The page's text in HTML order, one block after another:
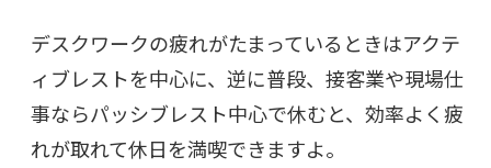
デスクワークの疲れがたまっているときはアクテ
ィブレストを中心に、逆に普段、接客業や現場仕
事ならパッシブレスト中心で休むと、効率よく疲
れが取れて休日を満喫できますよ。